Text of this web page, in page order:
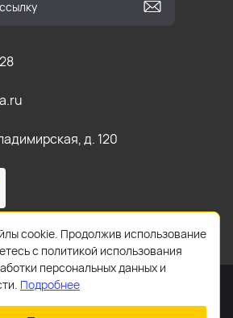
д. 120
cookie. Продолжив использование
с политикой использования
персональных данных и
Подробнее